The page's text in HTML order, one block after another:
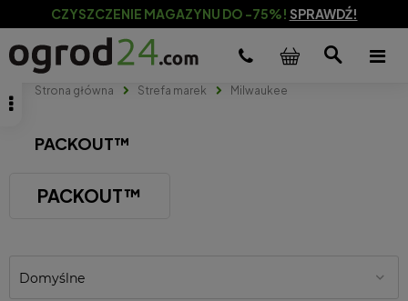
CZYSZCZENIE MAGAZYNU DO -75%! SPRAWDŹ!
Strona główna Strefa marek Milwaukee
PACKOUT™
PACKOUT™